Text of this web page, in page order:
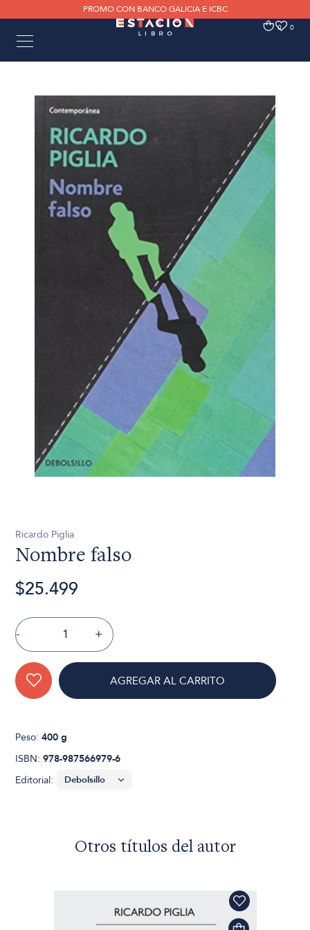
PROMO CON BANCO GALICIA E ICBC
0 0
Ricardo Piglia
Nombre falso
$25.499
- +
AGREGAR AL CARRITO
Peso:400 g
ISBN:978-987566979-6
Editorial:
Otros títulos del autor